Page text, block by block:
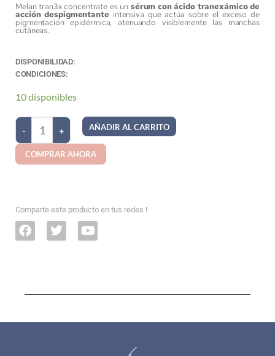
Melan tran3x concentrate es un sérum con ácido tranexámico de
acción despigmentanteintensiva que actúa sobre el exceso de
pigmentación epidérmica, atenuando visiblemente las manchas
cutáneas.
DISPONIBILIDAD:
CONDICIONES:
10 disponibles
AÑADIR AL CARRITO
COMPRAR AHORA
Comparte este producto en tus redes !